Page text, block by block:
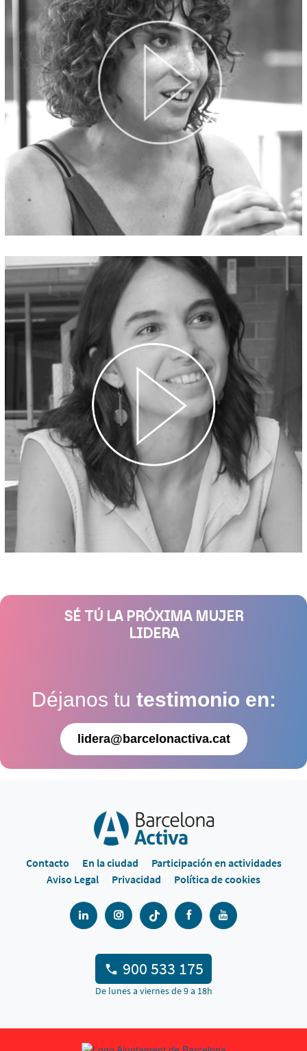
SÉ TÚ LA PRÓXIMA MUJER
LIDERA
Déjanos tu testimonio en:
lidera@barcelonactiva.cat
Contacto En la ciudad
Participación en actividades
Aviso Legal
Privacidad Política de cookies
900 533 175
De lunes a viernes de 9 a 18h